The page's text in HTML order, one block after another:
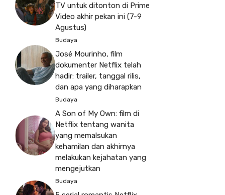
TV untuk ditonton di Prime
Video akhir pekan ini (7-9
Agustus)
Budaya
José Mourinho, film
dokumenter Netflix telah
hadir: trailer, tanggal rilis,
dan apa yang diharapkan
Budaya
A Son of My Own: film di
Netflix tentang wanita
yang memalsukan
kehamilan dan akhirnya
melakukan kejahatan yang
mengejutkan
Budaya